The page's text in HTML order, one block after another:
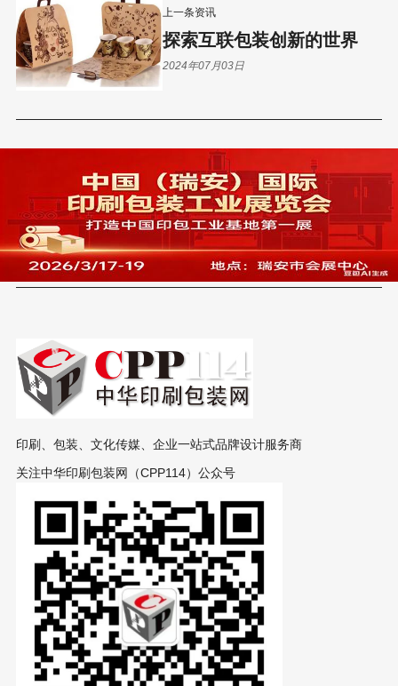
上一条资讯
探索互联包装创新的世界
2024年07月03日
印刷、包装、文化传媒、企业一站式品牌设计服务商
关注中华印刷包装网（CPP114）公众号